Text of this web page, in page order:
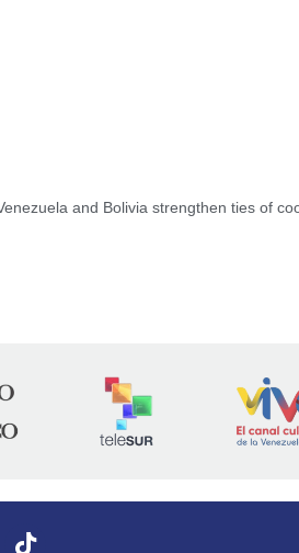
and Bolivia strengthen ties of